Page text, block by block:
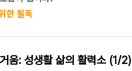
한 필독
움: 성생활 삶의 활력소 (1/2)